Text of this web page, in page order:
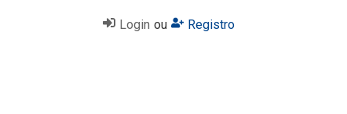
Login ou Registro